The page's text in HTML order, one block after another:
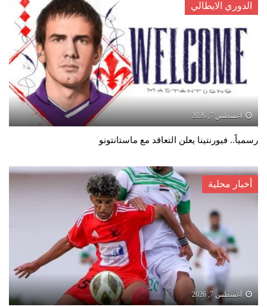
الدوري الايطالي
أغسطس 7, 2026
رسمياً.. فيورنتينا يعلن التعاقد مع ماستانتونو
أخبار محلية
أغسطس 7, 2026